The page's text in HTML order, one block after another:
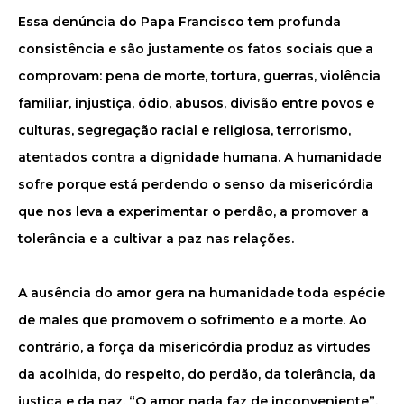
Essa denúncia do Papa Francisco tem profunda
consistência e são justamente os fatos sociais que a
comprovam: pena de morte, tortura, guerras, violência
familiar, injustiça, ódio, abusos, divisão entre povos e
culturas, segregação racial e religiosa, terrorismo,
atentados contra a dignidade humana. A humanidade
sofre porque está perdendo o senso da misericórdia
que nos leva a experimentar o perdão, a promover a
tolerância e a cultivar a paz nas relações.
A ausência do amor gera na humanidade toda espécie
de males que promovem o sofrimento e a morte. Ao
contrário, a força da misericórdia produz as virtudes
da acolhida, do respeito, do perdão, da tolerância, da